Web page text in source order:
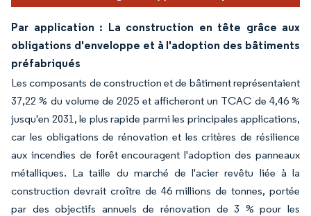
Par application : La construction en tête grâce aux
obligations d'enveloppe et à l'adoption des bâtiments
préfabriqués
Les composants de construction et de bâtiment représentaient
37,22 % du volume de 2025 et afficheront un TCAC de 4,46 %
jusqu'en 2031, le plus rapide parmi les principales applications,
car les obligations de rénovation et les critères de résilience
aux incendies de forêt encouragent l'adoption des panneaux
métalliques. La taille du marché de l'acier revêtu liée à la
construction devrait croître de 46 millions de tonnes, portée
par des objectifs annuels de rénovation de 3 % pour les